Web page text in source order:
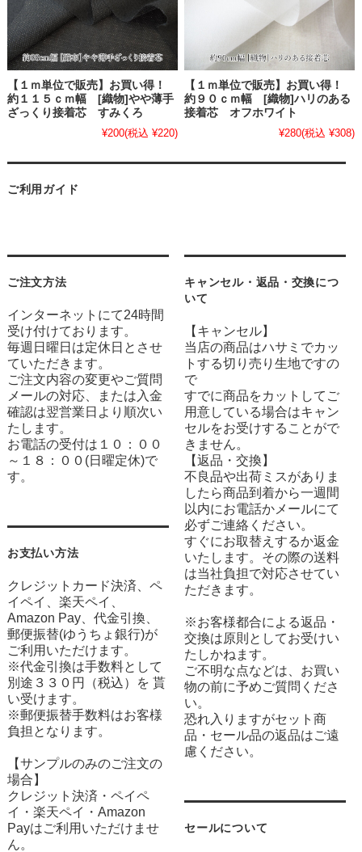
【１ｍ単位で販売】お買い得！
約１１５ｃｍ幅 [織物]やや薄手
ざっくり接着芯 すみくろ
¥200(税込 ¥220)
【１ｍ単位で販売】お買い得！
約９０ｃｍ幅 [織物]ハリのある
接着芯 オフホワイト
¥280(税込 ¥308)
ご利用ガイド
ご注文方法
インターネットにて24時間
受け付けております。
毎週日曜日は定休日とさせ
ていただきます。
ご注文内容の変更やご質問
メールの対応、または入金
確認は翌営業日より順次い
たします。
お電話の受付は１０：００
～１８：００(日曜定休)で
す。
お支払い方法
クレジットカード決済、ペ
イペイ、楽天ペイ、
Amazon Pay、代金引換、
郵便振替(ゆうちょ銀行)が
ご利用いただけます。
※代金引換は手数料として
別途３３０円（税込）を 貰
い受けます。
※郵便振替手数料はお客様
負担となります。
【サンプルのみのご注文の
場合】
クレジット決済・ペイペ
イ・楽天ペイ・Amazon
Payはご利用いただけませ
ん。
キャンセル・返品・交換につ
いて
【キャンセル】
当店の商品はハサミでカッ
トする切り売り生地ですの
で
すでに商品をカットしてご
用意している場合はキャン
セルをお受けすることがで
きません。
【返品・交換】
不良品や出荷ミスがありま
したら商品到着から一週間
以内にお電話かメールにて
必ずご連絡ください。
すぐにお取替えするか返金
いたします。その際の送料
は当社負担で対応させてい
ただきます。
※お客様都合による返品・
交換は原則としてお受けい
たしかねます。
ご不明な点などは、お買い
物の前に予めご質問くださ
い。
恐れ入りますがセット商
品・セール品の返品はご遠
慮ください。
セールについて